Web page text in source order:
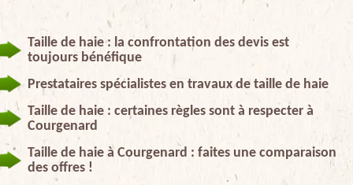
Taille de haie : la confrontation des devis est
toujours bénéfique
Prestataires spécialistes en travaux de taille de haie
Taille de haie : certaines règles sont à respecter à
Courgenard
Taille de haie à Courgenard : faites une comparaison
des offres !